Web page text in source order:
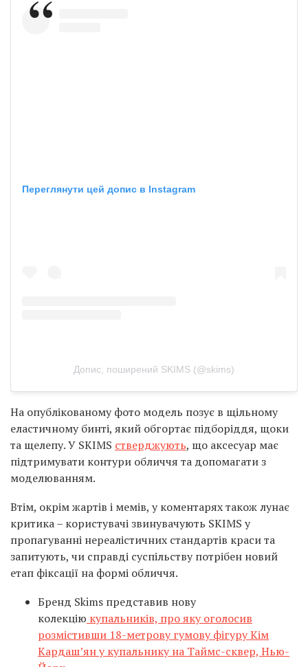
Переглянути цей допис в Instagram
Допис, поширений SKIMS (@skims)
На опублікованому фото модель позує в щільному
еластичному бинті, який обгортає підборіддя, щоки
та щелепу. У SKIMS стверджують, що аксесуар має
підтримувати контури обличчя та допомагати з
моделюванням.
Втім, окрім жартів і мемів, у коментарях також лунає
критика – користувачі звинувачують SKIMS у
пропагуванні нереалістичних стандартів краси та
запитують, чи справді суспільству потрібен новий
етап фіксації на формі обличчя.
Бренд Skims представив нову
колекцію купальників, про яку оголосив
розмістивши 18-метрову гумову фігуру Кім
Кардаш’ян у купальнику на Таймс-сквер, Нью-